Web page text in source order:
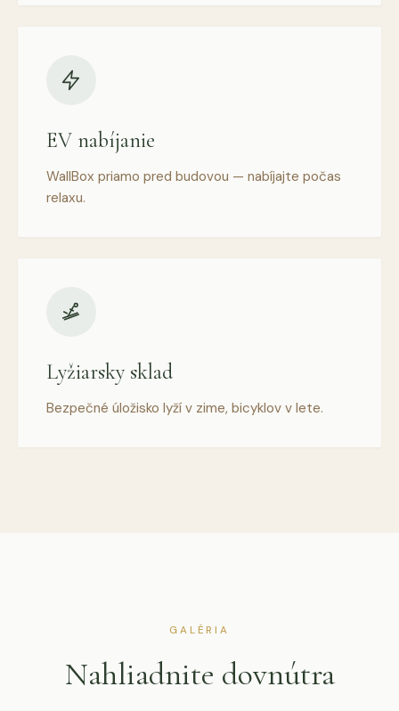
EV nabíjanie
WallBox priamo pred budovou — nabíjajte počas
relaxu.
Lyžiarsky sklad
Bezpečné úložisko lyží v zime, bicyklov v lete.
GALÉRIA
Nahliadnite dovnútra